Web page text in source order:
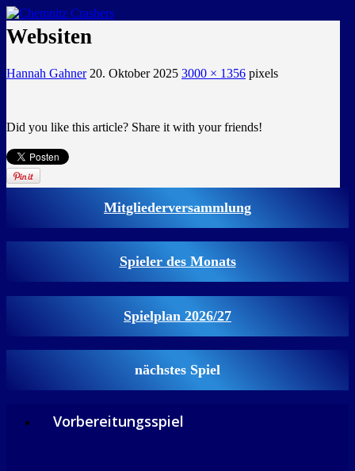
GEMEINSAM EINE LEIDENSCHAFT
Websiten
Hannah Gahner 20. Oktober 2025 3000 × 1356 pixels
Did you like this article? Share it with your friends!
Mitgliederversammlung
Spieler des Monats
Spielplan 2026/27
nächstes Spiel
Vorbereitungsspiel